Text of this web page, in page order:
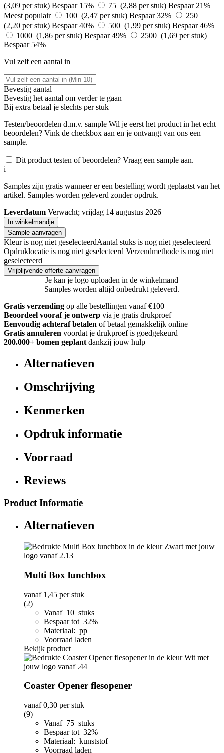
(3,09 per stuk) Bespaar 15% 75 (2,88 per stuk) Bespaar 21%
Meest populair
100 (2,47 per stuk) Bespaar 32%
250
(2,20 per stuk) Bespaar 40% 500 (1,99 per stuk) Bespaar 46%
1000 (1,86 per stuk) Bespaar 49%
2500 (1,69 per stuk)
Bespaar 54%
Vul zelf een aantal in
Bevestig aantal
Bevestig het aantal om verder te gaan
Bij extra betaal je slechts per stuk
Testen/beoordelen d.m.v. sample Wil je eerst het product in het echt
beoordelen? Vink de checkbox aan en je ontvangt van ons een
sample.
Dit product testen of beoordelen? Vraag een sample aan.
i
Samples zijn gratis wanneer er een bestelling wordt geplaatst van het
artikel. Samples worden geleverd zonder opdruk.
Leverdatum Verwacht; vrijdag 14 augustus 2026
In winkelmandje
Sample aanvragen
Kleur is nog niet geselecteerdAantal stuks is nog niet geselecteerd
Opdruklocatie is nog niet geselecteerd Verzendmethode is nog niet
geselecteerd
Vrijblijvende offerte aanvragen
Je kan je logo uploaden in de winkelmand
Samples worden altijd onbedrukt geleverd.
Gratis verzending op alle bestellingen vanaf €100
Beoordeel vooraf je ontwerp via je gratis drukproef
Eenvoudig achteraf betalen of betaal gemakkelijk online
Gratis annuleren voordat je drukproef is goedgekeurd
200.000+ bomen geplant dankzij jouw hulp
Alternatieven
Omschrijving
Kenmerken
Opdruk informatie
Voorraad
Reviews
Product Informatie
Alternatieven
Multi Box lunchbox
vanaf 1,45 per stuk
(2)
Vanaf 10 stuks
Bespaar tot 32%
Materiaal: pp
Voorraad laden
Bekijk product
Coaster Opener flesopener
vanaf0,30 per stuk
(9)
Vanaf 75 stuks
Bespaar tot 32%
Materiaal: kunststof
Voorraad laden